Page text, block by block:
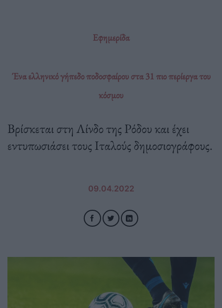
Εφημερίδα
Ένα ελληνικό γήπεδο ποδοσφαίρου στα 31 πιο περίεργα του
κόσμου
Βρίσκεται στη Λίνδο της Ρόδου και έχει
εντυπωσιάσει τους Ιταλούς δημοσιογράφους.
09.04.2022